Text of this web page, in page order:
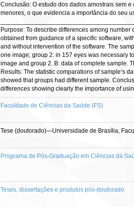
Conclusão: O estudo dos dados amostrais sem
menores, o que evidencia a importância do seu
Purpose: To describe differences among
obtained from guidance of a specific software,
and without intervention of the software. The
one image; group 2: in 157 eyes was necessary
image and group 2. B: data of complete sample.
Results: The statistic comparations of sample’s
showed that groups had different sample.
differences showing clearly the importance of
Faculdade de Ciências da Saúde (FS)
Tese (doutorado)—Universidade de Brasília,
Programa de Pós-Graduação em Ciências da
Teses, dissertações e produtos pós-doutorado